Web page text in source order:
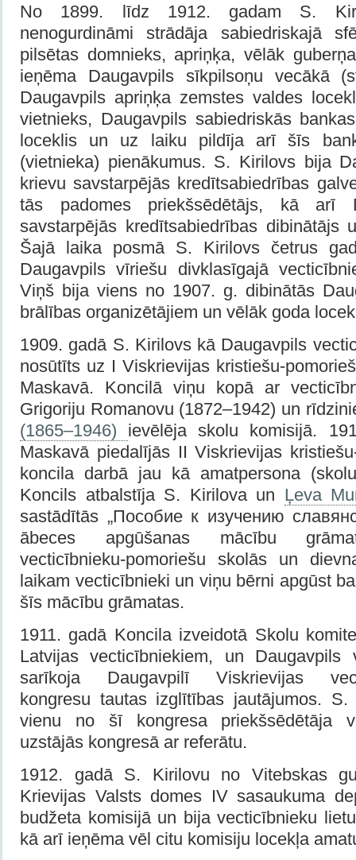
No 1899. līdz 1912. gadam S.
nenogurdināmi strādāja sabiedriskajā
pilsētas domnieks, apriņķa, vēlāk
ieņēma Daugavpils sīkpilsoņu vecākā
Daugavpils apriņķa zemstes valdes
vietnieks, Daugavpils sabiedriskās
loceklis un uz laiku pildīja arī šīs
(vietnieka) pienākumus. S. Kirilovs bija
krievu savstarpējās kredītsabiedrības
tās padomes priekšsēdētājs, kā arī
savstarpējās kredītsabiedrības dibinātājs
Šajā laika posmā S. Kirilovs četrus
Daugavpils vīriešu divklasīgajā
Viņš bija viens no 1907. g. dibinātās
brālības organizētājiem un vēlāk goda
1909. gadā S. Kirilovs kā Daugavpils
nosūtīts uz I Viskrievijas kristiešu-
Maskavā. Koncilā viņu kopā ar
Grigoriju Romanovu (1872–1942) un
(1865–1946) ievēlēja skolu komisijā.
Maskavā piedalījās II Viskrievijas
koncila darbā jau kā amatpersona
Koncils atbalstīja S. Kirilova un Ļeva
sastādītās „Пособие к изучению
ābeces apgūšanas mācību
vecticībnieku-pomoriešu skolās un
laikam vecticībnieki un viņu bērni apgūst
šīs mācību grāmatas.
1911. gadā Koncila izveidotā Skolu
Latvijas vecticībniekiem, un Daugavpils
sarīkoja Daugavpilī Viskrievijas
kongresu tautas izglītības jautājumos.
vienu no šī kongresa priekšsēdētāja
uzstājās kongresā ar referātu.
1912. gadā S. Kirilovu no Vitebskas
Krievijas Valsts domes IV sasaukuma
budžeta komisijā un bija vecticībnieku
kā arī ieņēma vēl citu komisiju locekļa